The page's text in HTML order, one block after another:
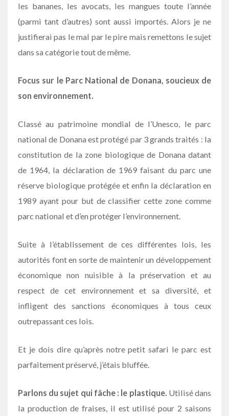
les bananes, les avocats, les mangues toute l’année
(parmi tant d’autres) sont aussi importés. Alors je ne
justifierai pas le mal par le pire mais remettons le sujet
dans sa catégorie tout de même.
Focus sur le Parc National de Donana, soucieux de
son environnement.
Classé au patrimoine mondial de l’Unesco, le parc
national de Donana est protégé par 3 grands traités : la
constitution de la zone biologique de Donana datant
de 1964, la déclaration de 1969 faisant du parc une
réserve biologique protégée et enfin la déclaration en
1989 ayant pour but de classifier cette zone comme
parc national et d’en protéger l’environnement.
Suite à l’établissement de ces différentes lois, les
autorités font en sorte de maintenir un développement
économique non nuisible à la préservation et au
respect de cet environnement et sa diversité, et
infligent des sanctions économiques à tous ceux
outrepassant ces lois.
Et je dois dire qu’après notre petit safari le parc est
parfaitement préservé, j’étais bluffée.
Parlons du sujet qui fâche : le plastique. Utilisé dans
la production de fraises, il est utilisé pour 2 saisons